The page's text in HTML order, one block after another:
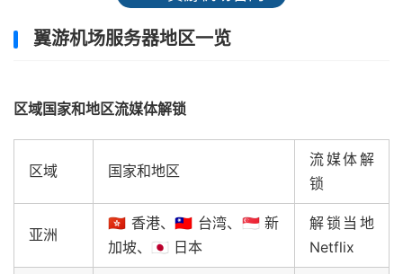
翼游机场服务器地区一览
区域国家和地区流媒体解锁
区域 国家和地区
流媒体解
锁
亚洲
🇭🇰 香港、🇹🇼 台湾、🇸🇬 新
加坡、🇯🇵 日本
解锁当地
Netflix